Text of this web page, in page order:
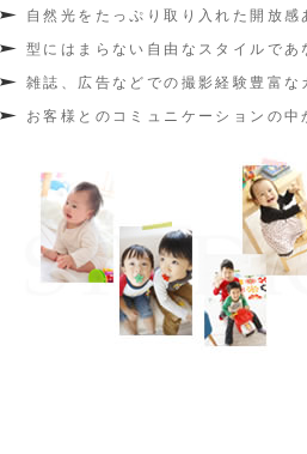
自然光をたっぷり取り入れた開放感
型にはまらない自由なスタイルであ
雑誌、広告などでの撮影経験豊富な
お客様とのコミュニケーションの